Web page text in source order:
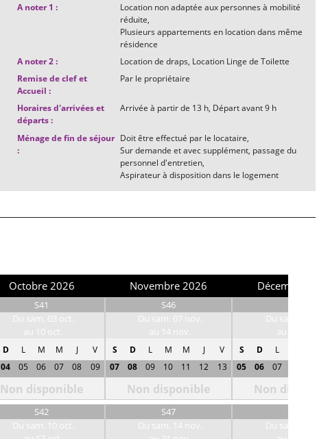
A noter 1 :
Location non adaptée aux personnes à mobilité
réduite
Plusieurs appartements en location dans même
résidence
A noter 2: Location de draps Location Linge de Toilette
Remise de clef et
Accueil :
Par le propriétaire
Horaires d'arrivées et
départs:
Arrivée à partir de 13 h Départ avant9 h
Ménage de fin de séjour
:
Doit être effectué par le locataire
Sur demande et avec supplément, passage du
personnel d'entretien
Aspirateur à disposition dans le logement
Octobre 2026
S41
Du sam. 03 oct.
au 10 oct.
D L M M J
V
04 05 06 07 08 09
Non disponible
S42
Du sam. 10 oct.
Novembre 2026
S46
Du sam. 07 nov.
au 14 nov.
S D L M M J
V
07
08 09 10 11 12 13
Non disponible
S47
Du sam. 14 nov.
Décembre 2026
Du sam. 05 déc.
au 12 déc.
S D L
05
06 07
Non disponible
Du sam. 12 déc.